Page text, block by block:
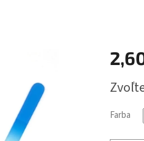
cena:
Farba